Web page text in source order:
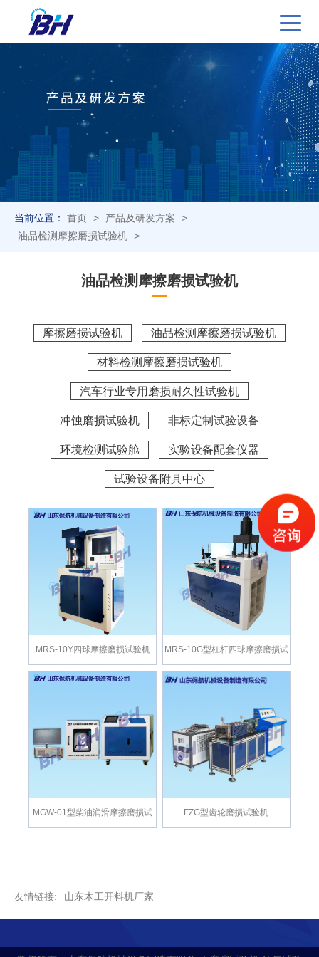
当前位置： 首页 > 产品及研发方案
>
油品检测摩擦磨损试验机 >
油品检测摩擦磨损试验机
摩擦磨损试验机 油品检测摩擦磨损试验机
材料检测摩擦磨损试验机
汽车行业专用磨损耐久性试验机
冲蚀磨损试验机 非标定制试验设备
环境检测试验舱 实验设备配套仪器
试验设备附具中心
MRS-10Y四球摩擦磨损试验机
​MRS-10G型杠杆四球摩擦磨损试
验机
MGW-01型柴油润滑摩擦磨损试
验机
FZG型齿轮磨损试验机
友情链接: 山东木工开料机厂家